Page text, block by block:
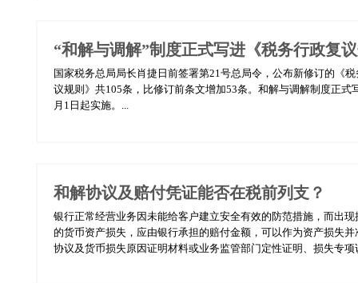
“和解与调解”制度正式写进《税务行政复
国家税务总局局长肖捷日前签署第21号总局令，公布新修订的《
议规则》共105条，比修订前条文增加53条。和解与调解制度正
月1日起实施。...
和解协议及赔付凭证能否在税前列支？
银行正常经营业务因未能给客户建立安全有效的防范措施，而出
的货币资产损失，应由银行承担的赔付金额，可以作为资产损失
协议及货币损失原因证明材料或业务监管部门定性证明、损失专项